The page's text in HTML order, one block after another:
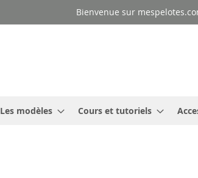
Bienvenue sur
Les modèles Cours et tutoriels